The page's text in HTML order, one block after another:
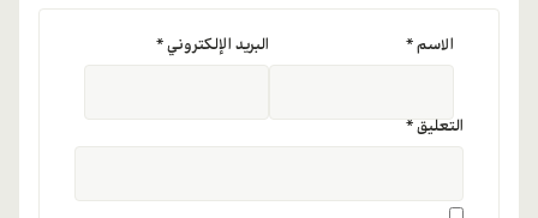
التعليق*
الاسم* البريد الإلكتروني*